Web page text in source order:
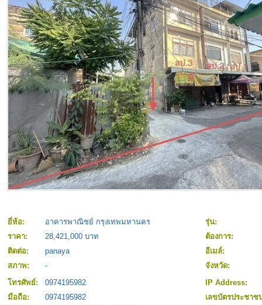
ยี่ห้อ: อาคารพาณิชย์ กรุงเทพมหานคร
รุ่น:
ราคา:
28,421,000 บาท
ต้องการ:
ติดต่อ:
panaya
อีเมล์:
สภาพ:
-
จังหวัด:
โทรศัพย์:
0974195982
IP Address:
มือถือ:
0974195982
เลขบัตรประชา